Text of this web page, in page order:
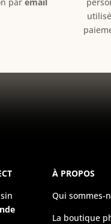
À PROPOS
Qui sommes-
La boutique